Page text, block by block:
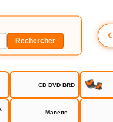
☾
CD DVD BRD
Manette